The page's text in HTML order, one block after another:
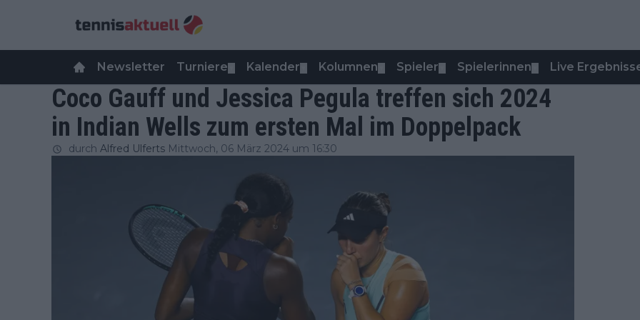
Newsletter Turniere Kalender Kolumnen Spieler Spielerinnen Live
Coco Gauff und Jessica Pegula treffen sich 2024
in Indian Wells zum ersten Mal im Doppelpack
durch Alfred Ulferts Mittwoch, 06 März 2024 um 16:30